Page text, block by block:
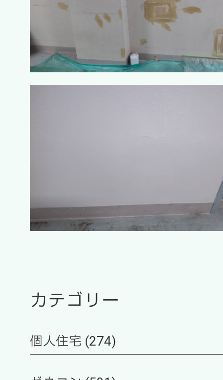
カテゴリー
個人住宅 (274)